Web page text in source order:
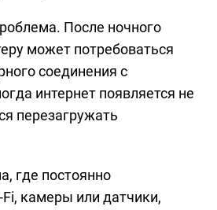
После ночного
может потребоваться
соединения с
интернет появляется не
перезагружать
где постоянно
камеры или датчики,